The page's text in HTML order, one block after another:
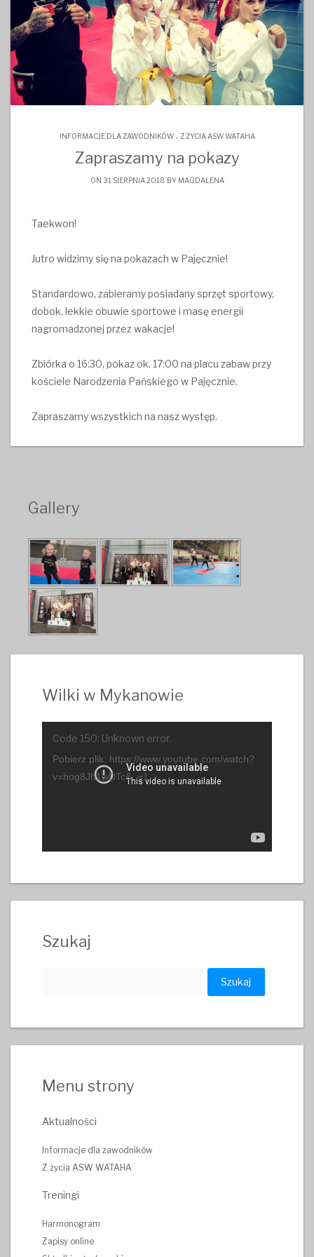
INFORMACJE DLA ZAWODNIKÓW. Z ŻYCIA ASW WATAHA
Zapraszamy na pokazy
ON 31 SIERPNIA 2018 BY MAGDALENA
Taekwon!
Jutro widzimy się na pokazach w Pajęcznie!
Standardowo, zabieramy posiadany sprzęt sportowy,
dobok, lekkie obuwie sportowe i masę energii
nagromadzonej przez wakacje!
Zbiórka o 16:30, pokaz ok. 17:00 na placu zabaw przy
kościele Narodzenia Pańskiego w Pajęcznie.
Zapraszamy wszystkich na nasz występ.
Gallery
Wilki w Mykanowie
Code 150: Unknown error.
Pobierz plik: https://www.youtube.com/watch?
v=hog8Jh1wDTc&_=1
Szukaj
Menu strony
Aktualności
Informacje dla zawodników
Z życia ASW WATAHA
Treningi
Harmonogram
Zapisy online